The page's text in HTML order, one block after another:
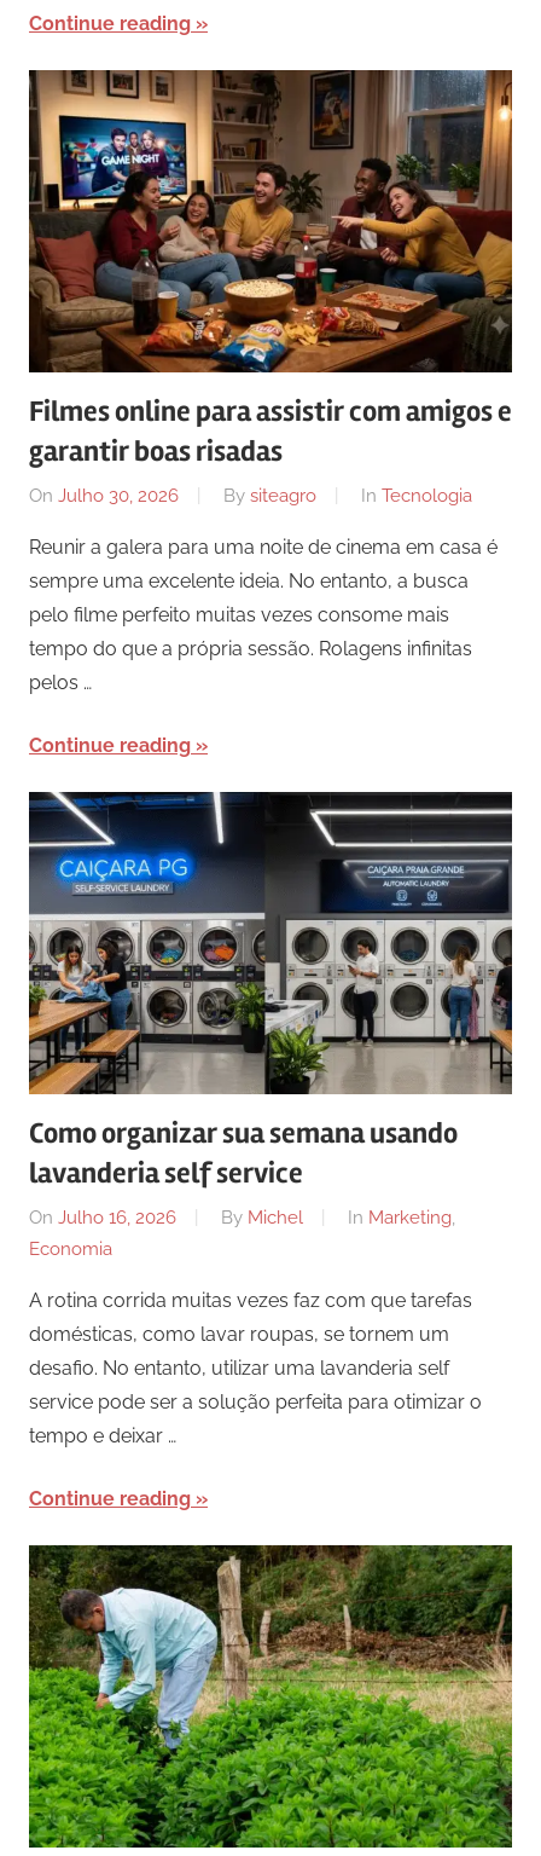
Continue reading
Filmes online para assistir com amigos e
garantir boas risadas
On Julho 30, 2026 By siteagro In Tecnologia
Reunir a galera para uma noite de cinema em casa é
sempre uma excelente ideia. No entanto, a busca
pelo filme perfeito muitas vezes consome mais
tempo do que a própria sessão. Rolagens infinitas
pelos …
Continue reading
Como organizar sua semana usando
lavanderia self service
On Julho 16, 2026 By Michel In Marketing,
Economia
A rotina corrida muitas vezes faz com que tarefas
domésticas, como lavar roupas, se tornem um
desafio. No entanto, utilizar uma lavanderia self
service pode ser a solução perfeita para otimizar o
tempo e deixar …
Continue reading